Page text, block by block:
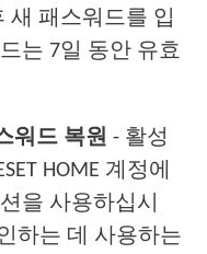
새 패스워드를 입
는 7일 동안 유효
워드 복원 - 활성
HOME 계정에
을 사용하십시
하는 데 사용하는